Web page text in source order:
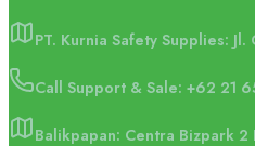
PT. Kurnia Safety Supplies:
Call Support & Sale: +62 21
Balikpapan: Centra Bizpark 2